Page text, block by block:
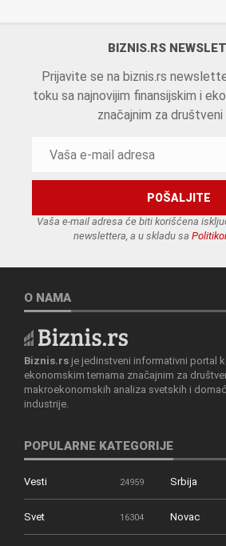
BIZNIS.RS
Prijavite se na biznis.rs
toku sa najnovijim finansijskim i
značajnim za društveni
Vaša e-mail adresa će biti korišćena
newslettera, a u skladu sa
O NAMA
Biznis.rs je jedinstveni informativni portal
ekonomskim temama značajnim za
makroekonomskih analiza svetskih i
industrije.
POPULARNE KATEGORIJE
Vesti 24959 Srbija
Svet 16304 Novac